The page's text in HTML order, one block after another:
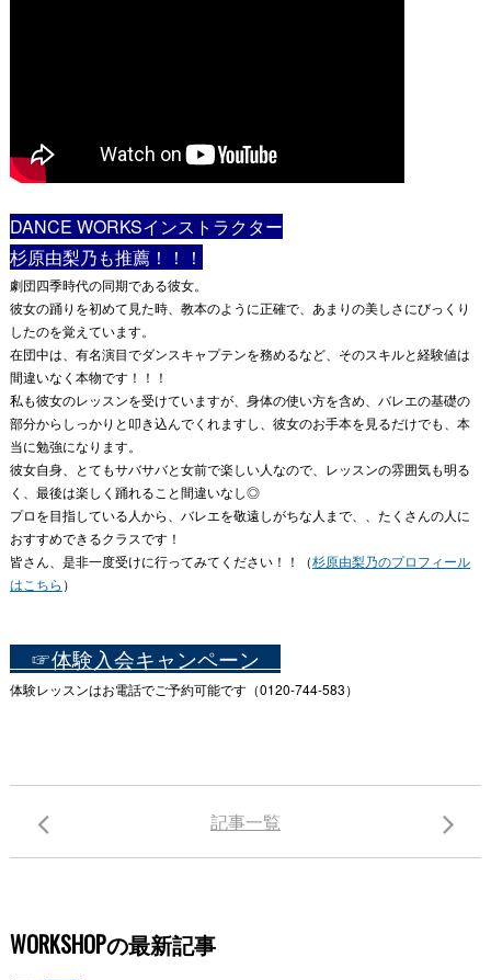
DANCE WORKSインストラクター
杉原由梨乃も推薦！！！
劇団四季時代の同期である彼女。
彼女の踊りを初めて見た時、教本のように正確で、あまりの美しさにびっくり
したのを覚えています。
在団中は、有名演目でダンスキャプテンを務めるなど、そのスキルと経験値は
間違いなく本物です！！！
私も彼女のレッスンを受けていますが、身体の使い方を含め、バレエの基礎の
部分からしっかりと叩き込んでくれますし、彼女のお手本を見るだけでも、本
当に勉強になります。
彼女自身、とてもサバサバと女前で楽しい人なので、レッスンの雰囲気も明る
く、最後は楽しく踊れること間違いなし◎
プロを目指している人から、バレエを敬遠しがちな人まで、、たくさんの人に
おすすめできるクラスです！
皆さん、是非一度受けに行ってみてください！！（杉原由梨乃のプロフィール
はこちら ）
☞体験入会キャンペーン
体験レッスンはお電話でご予約可能です（0120-744-583）
記事一覧
WORKSHOPの最新記事